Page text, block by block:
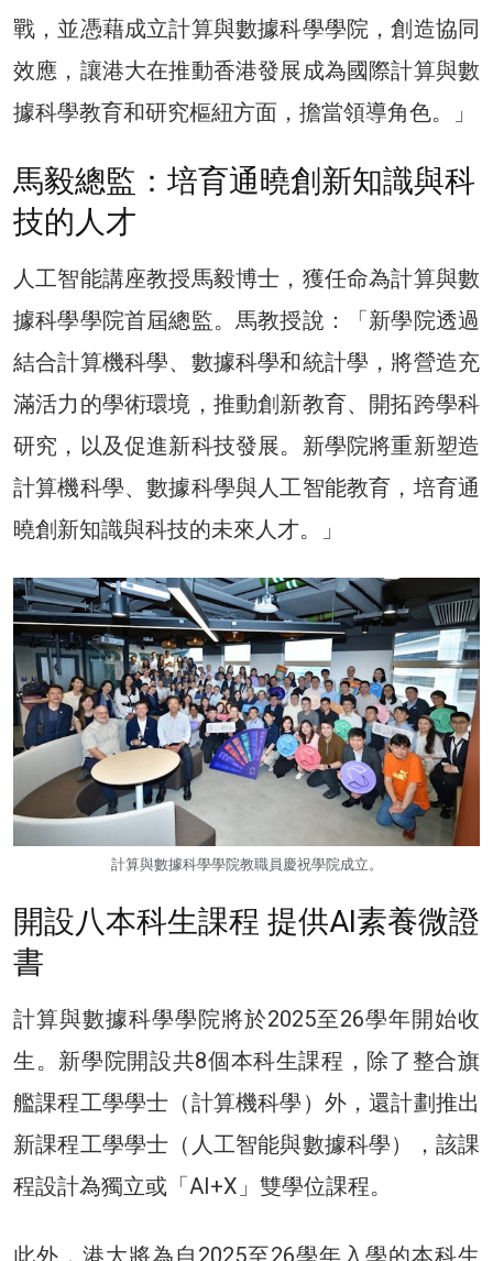
戰，並憑藉成立計算與數據科學學院，創造協同
效應，讓港大在推動香港發展成為國際計算與數
據科學教育和研究樞紐方面，擔當領導角色。」
馬毅總監：培育通曉創新知識與科
技的人才
人工智能講座教授馬毅博士，獲任命為計算與數
據科學學院首屆總監。馬教授說：「新學院透過
結合計算機科學、數據科學和統計學，將營造充
滿活力的學術環境，推動創新教育、開拓跨學科
研究，以及促進新科技發展。新學院將重新塑造
計算機科學、數據科學與人工智能教育，培育通
曉創新知識與科技的未來人才。」
計算與數據科學學院教職員慶祝學院成立。
開設八本科生課程 提供AI素養微證
書
計算與數據科學學院將於2025至26學年開始收
生。新學院開設共8個本科生課程，除了整合旗
艦課程工學學士（計算機科學）外，還計劃推出
新課程工學學士（人工智能與數據科學），該課
程設計為獨立或「AI+X」雙學位課程。
此外，港大將為自2025至26學年入學的本科生